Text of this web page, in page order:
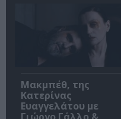
Μακμπέθ, της
Κατερίνας
Ευαγγελάτου με